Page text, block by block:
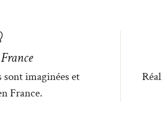
imaginées et
France.